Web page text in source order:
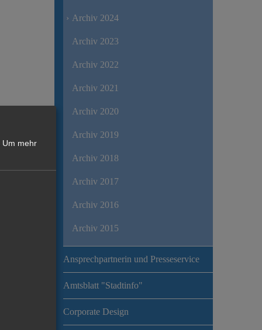
Archiv 2024
Archiv 2023
Archiv 2022
Archiv 2021
Archiv 2020
Archiv 2019
Archiv 2018
Archiv 2017
Archiv 2016
Archiv 2015
Ansprechpartnerin und Presseservice
Amtsblatt "Stadtinfo"
Corporate Design
Um mehr